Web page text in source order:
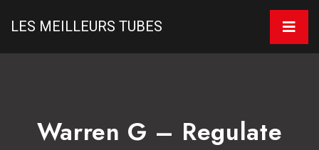
LES MEILLEURS TUBES
Warren G – Regulate